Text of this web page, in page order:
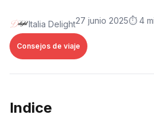
Italia Delight27 junio 2025⏱️ 4
Consejos de viaje
Indice